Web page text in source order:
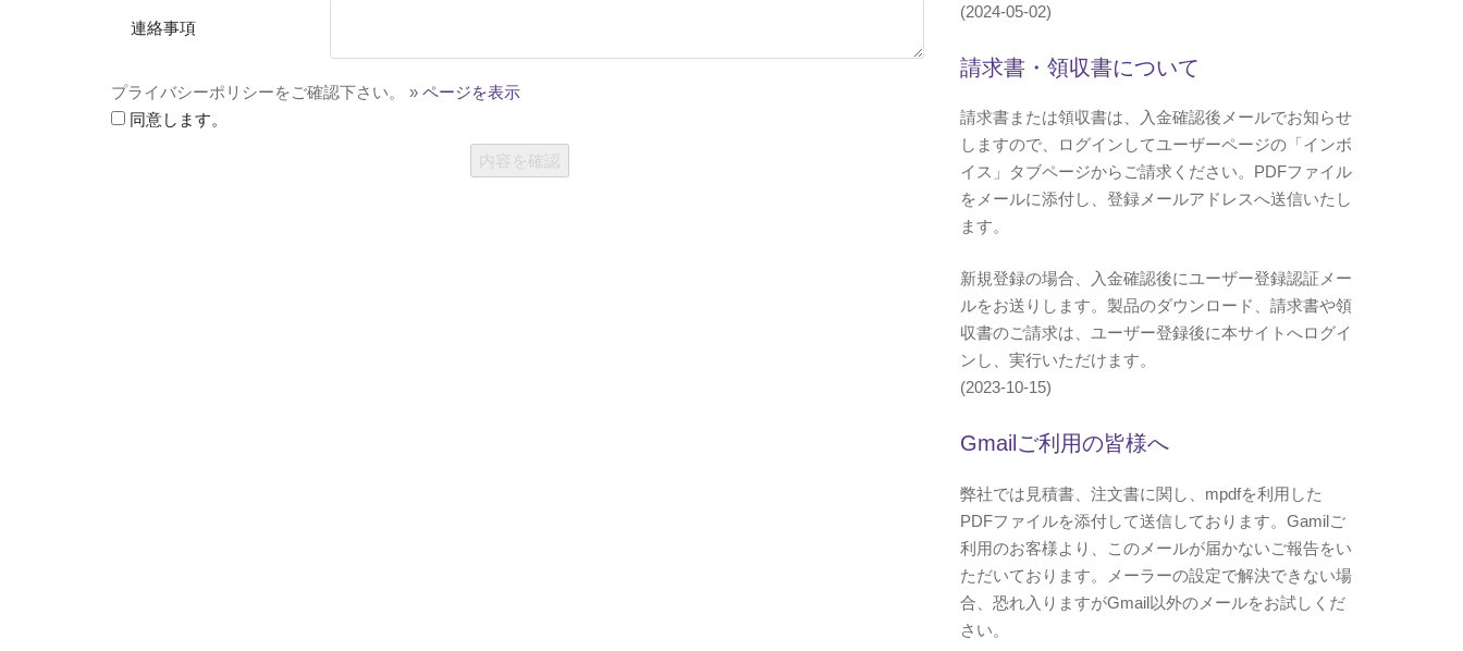
連絡事項
プライバシーポリシーをご確認下さい。 » ページを表示
同意します。
(2024-05-02)
請求書・領収書について
請求書または領収書は、入金確認後メールでお知らせ
しますので、ログインしてユーザーページの「インボ
イス」タブページからご請求ください。PDFファイル
をメールに添付し、登録メールアドレスへ送信いたし
ます。
新規登録の場合、入金確認後にユーザー登録認証メー
ルをお送りします。製品のダウンロード、請求書や領
収書のご請求は、ユーザー登録後に本サイトへログイ
ンし、実行いただけます。
(2023-10-15)
Gmailご利用の皆様へ
弊社では見積書、注文書に関し、mpdfを利用した
PDFファイルを添付して送信しております。Gamilご
利用のお客様より、このメールが届かないご報告をい
ただいております。メーラーの設定で解決できない場
合、恐れ入りますがGmail以外のメールをお試しくだ
さい。